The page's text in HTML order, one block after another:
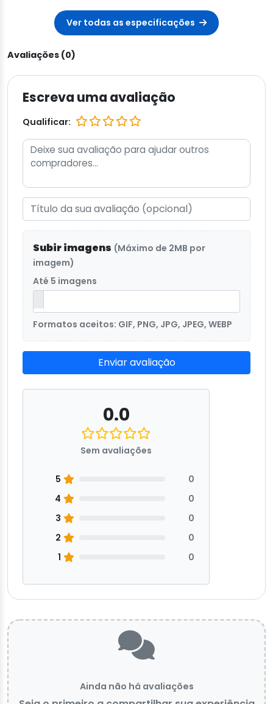
Ver todas as especificações
Avaliações (0)
Escreva uma avaliação
Qualificar:
Subir imagens (Máximo de 2MB por
imagem)
Até 5 imagens
Formatos aceitos: GIF, PNG, JPG, JPEG, WEBP
Enviar avaliação
0.0
Sem avaliações
5
0
4
0
3
0
2
0
1
0
Ainda não há avaliações